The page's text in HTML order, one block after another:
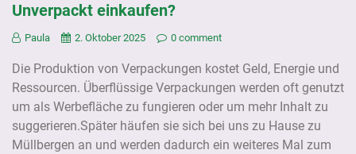
Unverpackt einkaufen?
Paula 2. Oktober 2025 0 comment
Die Produktion von Verpackungen kostet Geld, Energie und
Ressourcen. Überflüssige Verpackungen werden oft genutzt
um als Werbefläche zu fungieren oder um mehr Inhalt zu
suggerieren.Später häufen sie sich bei uns zu Hause zu
Müllbergen an und werden dadurch ein weiteres Mal zum